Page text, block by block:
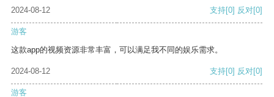
2024-08-12
支持[0] 反对[0]
游客
这款app的视频资源非常丰富，可以满足我不同的娱乐需求。
2024-08-12 支持[0] 反对[0]
游客